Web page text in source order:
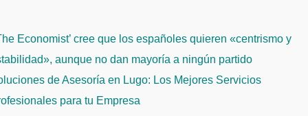
Economist’ cree que los españoles quieren «centrismo y
aunque no dan mayoría a ningún partido
de Asesoría en Lugo: Los Mejores Servicios
para tu Empresa